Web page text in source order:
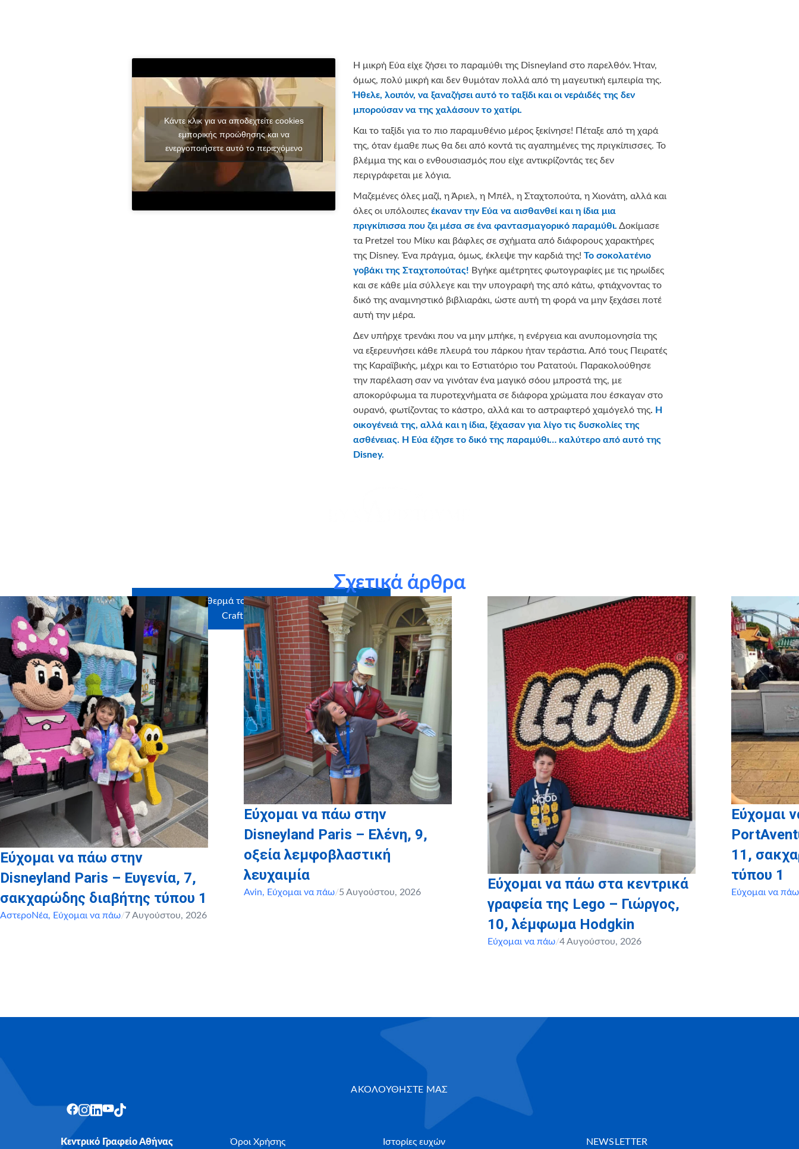
Κάντε κλικ για να αποδεχτείτε cookies
εμπορικής προώθησης και να
ενεργοποιήσετε αυτό το περιεχόμενο
Η μικρή Εύα είχε ζήσει το παραμύθι της Disneyland στο παρελθόν. Ήταν,
όμως, πολύ μικρή και δεν θυμόταν πολλά από τη μαγευτική εμπειρία της.
Ήθελε, λοιπόν, να ξαναζήσει αυτό το ταξίδι και οι νεράιδές της δεν
μπορούσαν να της χαλάσουν το χατίρι.
Και το ταξίδι για το πιο παραμυθένιο μέρος ξεκίνησε! Πέταξε από τη χαρά
της, όταν έμαθε πως θα δει από κοντά τις αγαπημένες της πριγκίπισσες. To
βλέμμα της και ο ενθουσιασμός που είχε αντικρίζοντάς τες δεν
περιγράφεται με λόγια.
Μαζεμένες όλες μαζί, η Άριελ, η Μπέλ, η Σταχτοπούτα, η Χιονάτη, αλλά και
όλες οι υπόλοιπες έκαναν την Εύα να αισθανθεί και η ίδια μια
πριγκίπισσα που ζει μέσα σε ένα φαντασμαγορικό παραμύθι. Δοκίμασε
τα Pretzel του Μίκυ και βάφλες σε σχήματα από διάφορους χαρακτήρες
της Disney. Ένα πράγμα, όμως, έκλεψε την καρδιά της! Το σοκολατένιο
γοβάκι της Σταχτοπούτας! Βγήκε αμέτρητες φωτογραφίες με τις ηρωίδες
και σε κάθε μία σύλλεγε και την υπογραφή της από κάτω, φτιάχνοντας το
δικό της αναμνηστικό βιβλιαράκι, ώστε αυτή τη φορά να μην ξεχάσει ποτέ
αυτή την μέρα.
Δεν υπήρχε τρενάκι που να μην μπήκε, η ενέργεια και ανυπομονησία της
να εξερευνήσει κάθε πλευρά του πάρκου ήταν τεράστια. Από τους Πειρατές
της Καραϊβικής, μέχρι και το Εστιατόριο του Ρατατούι. Παρακολούθησε
την παρέλαση σαν να γινόταν ένα μαγικό σόου μπροστά της, με
αποκορύφωμα τα πυροτεχνήματα σε διάφορα χρώματα που έσκαγαν στο
ουρανό, φωτίζοντας το κάστρο, αλλά και το αστραφτερό χαμόγελό της. Η
οικογένειά της, αλλά και η ίδια, ξέχασαν για λίγο τις δυσκολίες της
ασθένειας. Η Εύα έζησε το δικό της παραμύθι… καλύτερο από αυτό της
Disney.
Ευχαριστούμε θερμά τους χορηγούς σε είδος: MyIkona,
Craftbox, Uniglobe
Ευχαριστούμε θερμά την εταιρείαCraftbox.grγια την
αποστολή birthday box – έκπληξη σε όλα τα παιδιά μας,
καθώς και το
myikona.grγια τη χορηγία όλων των
προσωποποιημένων φωτογραφικών άλμπουμ των παιδιών
μας!
Σχετικά άρθρα
Εύχομαι να πάω στην
Disneyland Paris – Ευγενία, 7,
σακχαρώδης διαβήτης τύπου 1
ΑστεροΝέα, Εύχομαι να πάω/7 Αυγούστου, 2026
Εύχομαι να πάω στην
Disneyland Paris – Ελένη, 9,
οξεία λεμφοβλαστική
λευχαιμία
Avin, Εύχομαι να πάω/5 Αυγούστου, 2026
Εύχομαι να πάω στα κεντρικά
γραφεία της Lego – Γιώργος,
10, λέμφωμα Hodgkin
Εύχομαι να πάω/4 Αυγούστου, 2026
Εύχομαι
11,
τύπου 1
Εύχομαι να πάω
ΑΚΟΛΟΥΘΗΣΤΕ ΜΑΣ
Κεντρικό Γραφείο Αθήνας Όροι Χρήσης Ιστορίες ευχών NEWSLETTER